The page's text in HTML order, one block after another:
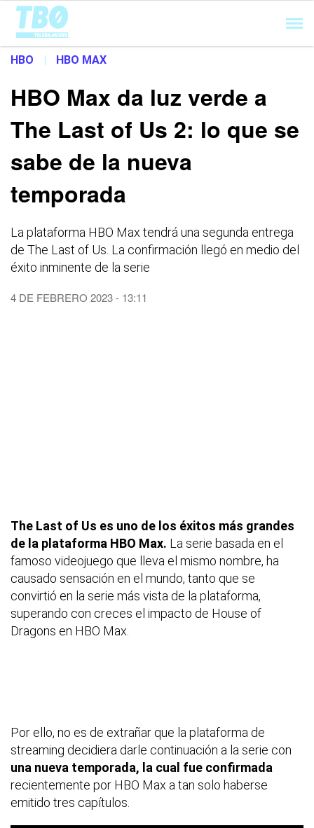
Cargando...
HBO | HBO MAX
HBO Max da luz verde a
The Last of Us 2: lo que se
sabe de la nueva
temporada
La plataforma HBO Max tendrá una segunda entrega
de The Last of Us. La confirmación llegó en medio del
éxito inminente de la serie
4 DE FEBRERO 2023 - 13:11
The Last of Us es uno de los éxitos más grandes
de la plataforma HBO Max. La serie basada en el
famoso videojuego que lleva el mismo nombre, ha
causado sensación en el mundo, tanto que se
convirtió en la serie más vista de la plataforma,
superando con creces el impacto de House of
Dragons en HBO Max.
Por ello, no es de extrañar que la plataforma de
streaming decidiera darle continuación a la serie con
una nueva temporada, la cual fue confirmada
recientemente por HBO Max a tan solo haberse
emitido tres capítulos.